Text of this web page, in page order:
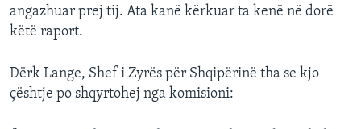
angazhuar prej tij. Ata kanë kërkuar ta kenë në dorë
këtë raport.
Dërk Lange, Shef i Zyrës për Shqipërinë tha se kjo
çështje po shqyrtohej nga komisioni: